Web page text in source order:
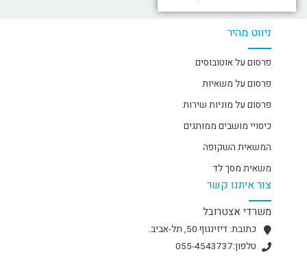
צור איתנו קשר
משרדי אצטרובל
כתובת: דיזינגוף 50, תל-אביב.
טלפון:055-4543737
ניווט מהיר
פרסום על אוטובוסים
פרסום על משאיות
פרסום על מוניות שירות
כיסויי מושבים ממותגים
המשאית השקופה
משאית מסך לד